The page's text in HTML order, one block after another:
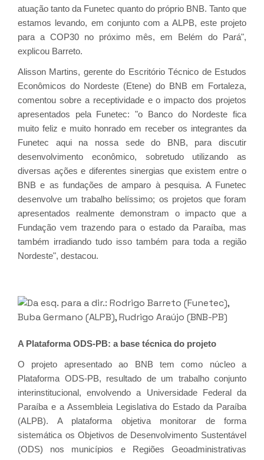
atuação tanto da Funetec quanto do próprio BNB. Tanto que
estamos levando, em conjunto com a ALPB, este projeto
para a COP30 no próximo mês, em Belém do Pará",
explicou Barreto.
Alisson Martins, gerente do Escritório Técnico de Estudos
Econômicos do Nordeste (Etene) do BNB em Fortaleza,
comentou sobre a receptividade e o impacto dos projetos
apresentados pela Funetec: "o Banco do Nordeste fica
muito feliz e muito honrado em receber os integrantes da
Funetec aqui na nossa sede do BNB, para discutir
desenvolvimento econômico, sobretudo utilizando as
diversas ações e diferentes sinergias que existem entre o
BNB e as fundações de amparo à pesquisa. A Funetec
desenvolve um trabalho belíssimo; os projetos que foram
apresentados realmente demonstram o impacto que a
Fundação vem trazendo para o estado da Paraíba, mas
também irradiando tudo isso também para toda a região
Nordeste", destacou.
A Plataforma ODS-PB: a base técnica do projeto
O projeto apresentado ao BNB tem como núcleo a
Plataforma ODS-PB, resultado de um trabalho conjunto
interinstitucional, envolvendo a Universidade Federal da
Paraíba e a Assembleia Legislativa do Estado da Paraíba
(ALPB). A plataforma objetiva monitorar de forma
sistemática os Objetivos de Desenvolvimento Sustentável
(ODS) nos municípios e Regiões Geoadministrativas